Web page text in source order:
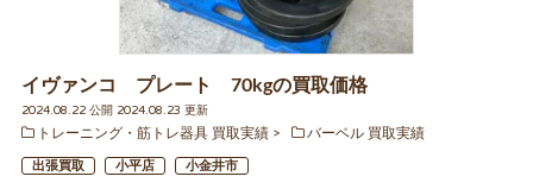
イヴァンコ プレート 70kgの買取価格
2024.08.22 公開 2024.08.23 更新
トレーニング・筋トレ器具 買取実績
バーベル 買取実績
出張買取 小平店 小金井市